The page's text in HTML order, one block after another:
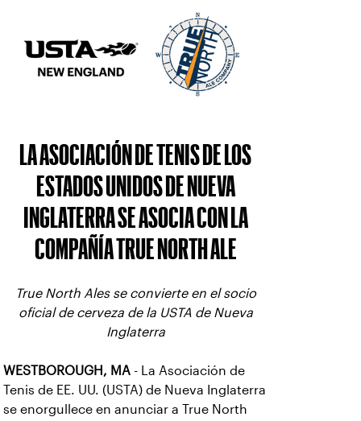
LA ASOCIACIÓN DE TENIS DE LOS
ESTADOS UNIDOS DE NUEVA
INGLATERRA SE ASOCIA CON LA
COMPAÑÍA TRUE NORTH ALE
True North Ales se convierte en el socio
oficial de cerveza de la USTA de Nueva
Inglaterra
WESTBOROUGH, MA - La Asociación de
Tenis de EE. UU. (USTA) de Nueva Inglaterra
se enorgullece en anunciar a True North